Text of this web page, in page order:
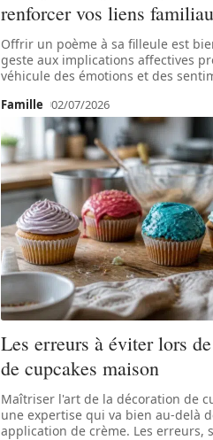
renforcer vos liens
Offrir un poème à sa filleule est
geste aux implications affectives
véhicule des émotions et des
Famille 02/07/2026
Les erreurs à éviter lors
de cupcakes maison
Maîtriser l'art de la décoration de
une expertise qui va bien au-delà
application de crème. Les erreurs,